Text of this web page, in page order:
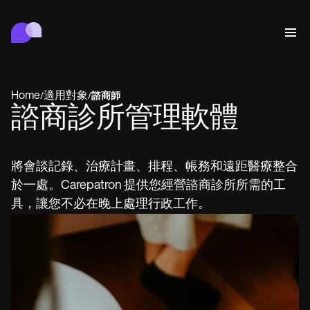
行為
醫療
合規與安全
Carepatron AI
Get started for free
Book a demo
聯繫
Online booking
Automatic reminders
Client messaging
SMS and email
會面
Telehealth video
AI Scribe
Clinical notes
完成
ePrescribe
Invoicing and payments
Carepatron AI
查看完整工作流程
Who we're for
Counselors
Mental health
Therapists
Medical
Dentists
Nurse practitioners
Physicians
Psychiatrists
Allied
Dietitians
Occupational therapists
Physical therapists
Acupuncturists
Chiropractors
Health coaches
Get started for free
Book a demo
登入
Home/適用對象/諮商師
諮商診所管理軟體
將會談記錄、治療計畫、排程、帳務和遠距醫療整合
於一處。Carepatron 提供您經營諮商診所所需的工
具，讓您不必在晚上處理行政工作。